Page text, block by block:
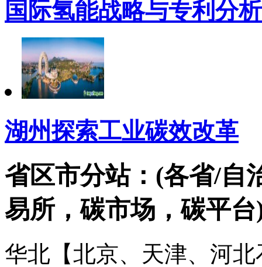
国际氢能战略与专利分析
湖州探索工业碳效改革
省区市分站：(各省/自
易所，碳市场，碳平台
华北【北京、天津、河